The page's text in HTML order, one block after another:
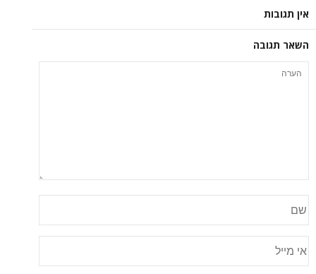
אין תגובות
השאר תגובה